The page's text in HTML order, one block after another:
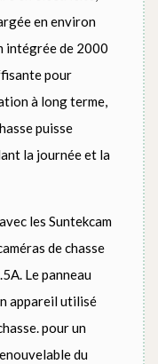
en environ
intégrée de 2000
pour
à long terme,
puisse
la journée et la
les Suntekcam
de chasse
Le panneau
appareil utilisé
pour un
du